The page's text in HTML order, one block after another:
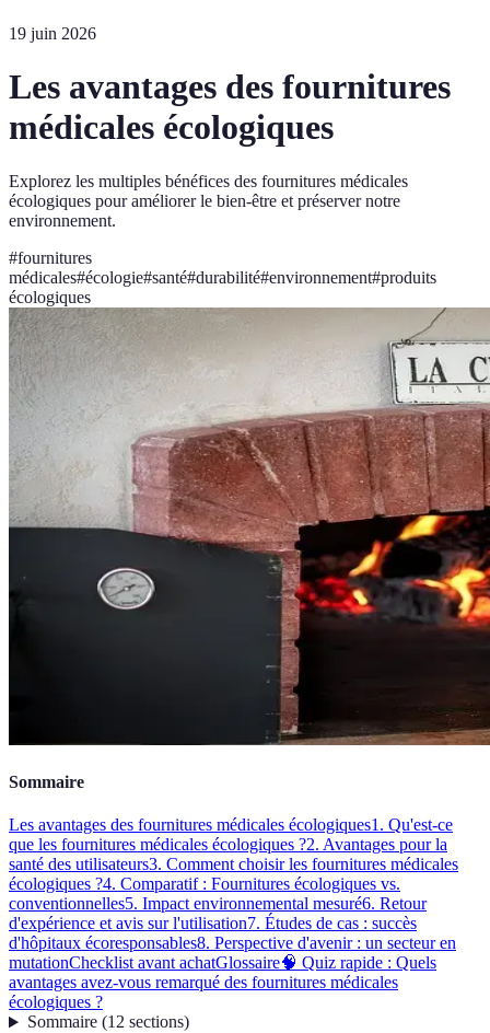
19 juin 2026
Les avantages des fournitures
médicales écologiques
Explorez les multiples bénéfices des fournitures médicales
écologiques pour améliorer le bien-être et préserver notre
environnement.
#fournitures
médicales#écologie#santé#durabilité#environnement#produits
écologiques
Sommaire
Les avantages des fournitures médicales écologiques1. Qu'est-ce
que les fournitures médicales écologiques ?2. Avantages pour la
santé des utilisateurs3. Comment choisir les fournitures médicales
écologiques ?4. Comparatif : Fournitures écologiques vs.
conventionnelles5. Impact environnemental mesuré6. Retour
d'expérience et avis sur l'utilisation7. Études de cas : succès
d'hôpitaux écoresponsables8. Perspective d'avenir : un secteur en
mutationChecklist avant achatGlossaire🧠 Quiz rapide : Quels
avantages avez-vous remarqué des fournitures médicales
écologiques ?
Sommaire(12 sections)